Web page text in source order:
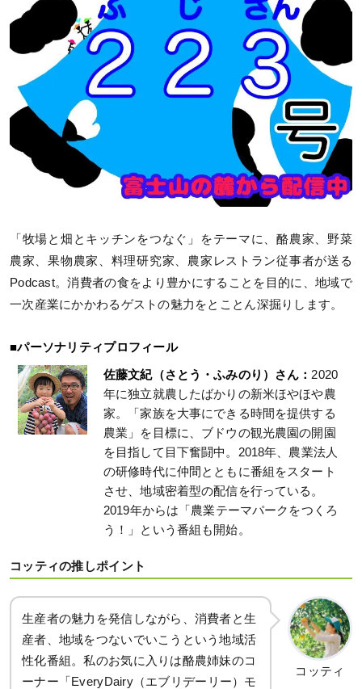
「牧場と畑とキッチンをつなぐ」をテーマに、酪農家、野菜
農家、果物農家、料理研究家、農家レストラン従事者が送る
Podcast。消費者の食をより豊かにすることを目的に、地域で
一次産業にかかわるゲストの魅力をとことん深掘りします。
■パーソナリティプロフィール
佐藤文紀（さとう・ふみのり）さん： 2020
年に独立就農したばかりの新米ほやほや農
家。「家族を大事にできる時間を提供する
農業」を目標に、ブドウの観光農園の開園
を目指して目下奮闘中。2018年、農業法人
の研修時代に仲間とともに番組をスタート
させ、地域密着型の配信を行っている。
2019年からは「農業テーマパークをつくろ
う！」という番組も開始。
コッティの推しポイント
生産者の魅力を発信しながら、消費者と生
産者、地域をつないでいこうという地域活
性化番組。私のお気に入りは酪農姉妹のコ
ーナー「EveryDairy（エブリデーリー）モ
コッティ